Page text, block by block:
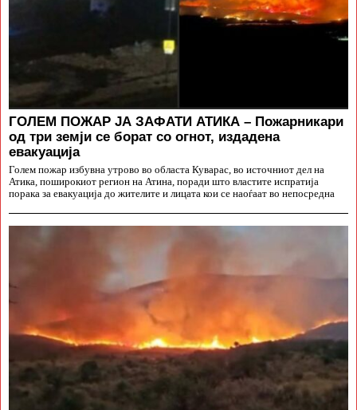
ГОЛЕМ ПОЖАР ЈА ЗАФАТИ АТИКА – Пожарникари
од три земји се борат со огнот, издадена
евакуација
Голем пожар избувна утрово во областа Куварас, во источниот дел на
Атика, поширокиот регион на Атина, поради што властите испратија
порака за евакуација до жителите и лицата кои се наоѓаат во непосредна